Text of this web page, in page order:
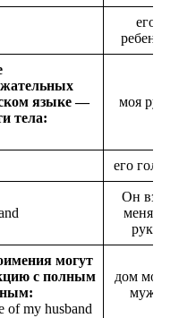
его
ребенок
языке —
тела:
моя рука
его голова
Он взял
меня за
руку
могут
с полным
of my husband
дом моего
мужа